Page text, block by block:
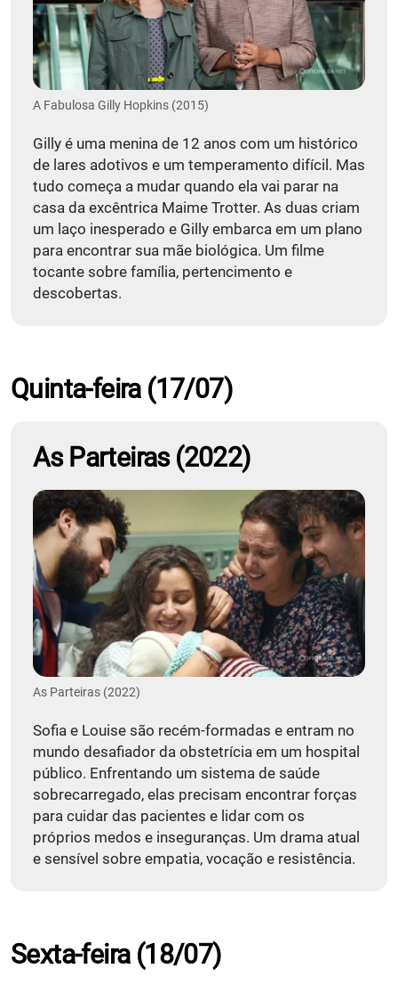
A Fabulosa Gilly Hopkins (2015)
Gilly é uma menina de 12 anos com um histórico
de lares adotivos e um temperamento difícil. Mas
tudo começa a mudar quando ela vai parar na
casa da excêntrica Maime Trotter. As duas criam
um laço inesperado e Gilly embarca em um plano
para encontrar sua mãe biológica. Um filme
tocante sobre família, pertencimento e
descobertas.
Quinta-feira (17/07)
As Parteiras (2022)
As Parteiras (2022)
Sofia e Louise são recém-formadas e entram no
mundo desafiador da obstetrícia em um hospital
público. Enfrentando um sistema de saúde
sobrecarregado, elas precisam encontrar forças
para cuidar das pacientes e lidar com os
próprios medos e inseguranças. Um drama atual
e sensível sobre empatia, vocação e resistência.
Sexta-feira (18/07)